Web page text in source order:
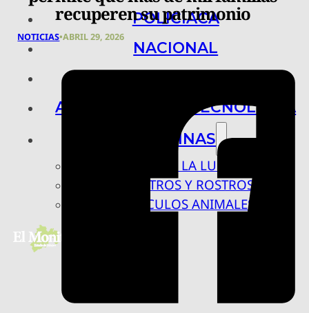
POLICIACA
NACIONAL
ARTE, CIENCIA Y TECNOLOGÍA
COLUMNAS
BAJO LA LUPA
RASTROS Y ROSTROS
VÍNCULOS ANIMALES
recuperen su patrimonio
NOTICIAS•ABRIL 29, 2026